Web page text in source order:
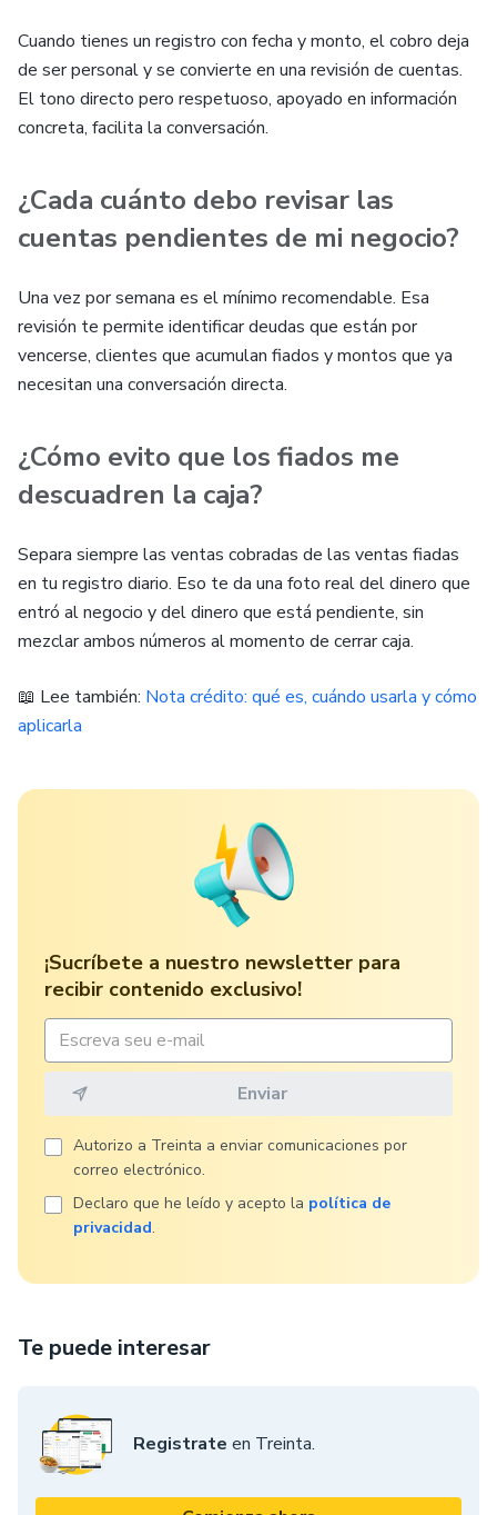
Te puede interesar
Registrate en Treinta.
Cuando tienes un registro con fecha y monto, el cobro deja
de ser personal y se convierte en una revisión de cuentas.
El tono directo pero respetuoso, apoyado en información
concreta, facilita la conversación.
¿Cada cuánto debo revisar las
cuentas pendientes de mi negocio?
Una vez por semana es el mínimo recomendable. Esa
revisión te permite identificar deudas que están por
vencerse, clientes que acumulan fiados y montos que ya
necesitan una conversación directa.
¿Cómo evito que los fiados me
descuadren la caja?
Separa siempre las ventas cobradas de las ventas fiadas
en tu registro diario. Eso te da una foto real del dinero que
entró al negocio y del dinero que está pendiente, sin
mezclar ambos números al momento de cerrar caja.
📖 Lee también: Nota crédito: qué es, cuándo usarla y cómo
aplicarla
¡Sucríbete a nuestro newsletter para
recibir contenido exclusivo!
Autorizo ​​a Treinta a enviar comunicaciones por
correo electrónico.
Declaro que he leído y acepto la política de
privacidad.